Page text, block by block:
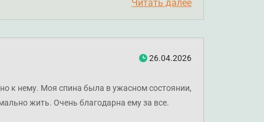
Читать далее
26.04.2026
к нему. Моя спина была в ужасном состоянии,
жить. Очень благодарна ему за все.